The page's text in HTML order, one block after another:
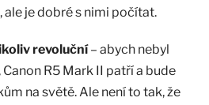
ale je dobré s nimi počítat.
revoluční– abych nebyl
R5 Mark II patří a bude
na světě. Ale není to tak, že